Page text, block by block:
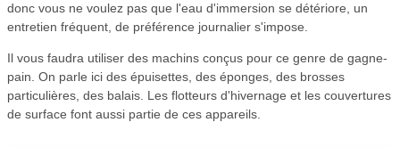
donc vous ne voulez pas que l'eau d'immersion se détériore, un
entretien fréquent, de préférence journalier s'impose.
Il vous faudra utiliser des machins conçus pour ce genre de gagne-
pain. On parle ici des épuisettes, des éponges, des brosses
particulières, des balais. Les flotteurs d'hivernage et les couvertures
de surface font aussi partie de ces appareils.